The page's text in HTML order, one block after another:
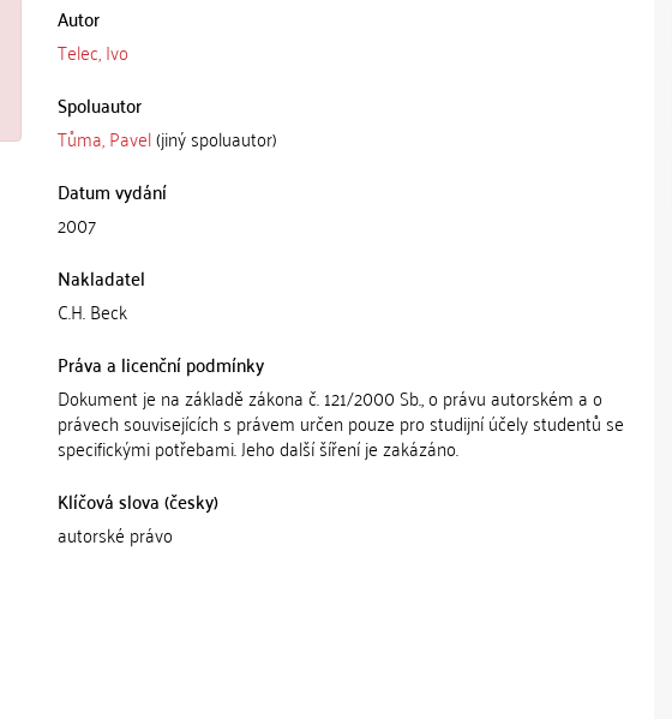
Autor
Telec, Ivo
Spoluautor
Tůma, Pavel(jiný spoluautor)
Datum vydání
2007
Nakladatel
C.H. Beck
Práva a licenční podmínky
Dokument je na základě zákona č. 121/2000 Sb., o právu autorském a o
právech souvisejících s právem určen pouze pro studijní účely studentů se
specifickými potřebami. Jeho další šíření je zakázáno.
Klíčová slova (česky)
autorské právo